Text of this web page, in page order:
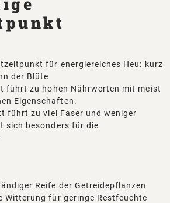
für energiereiches Heu: kurz
der Blüte
führt zu hohen Nährwerten mit meist
Eigenschaften.
führt zu viel Faser und weniger
sich besonders für die
Reife der Getreidepflanzen
Witterung für geringe Restfeuchte